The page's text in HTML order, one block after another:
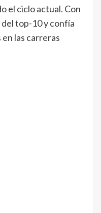
el ciclo actual. Con
top-10 y confía
las carreras